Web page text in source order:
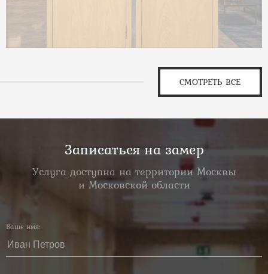
СМОТРЕТЬ ВСЕ
Записаться на замер
Услуга доступна на территории Москвы
и Московской области
Ваше имя: